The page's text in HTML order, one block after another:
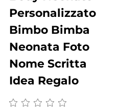
Personalizzato
Bimbo Bimba
Neonata Foto
Nome Scritta
Idea Regalo